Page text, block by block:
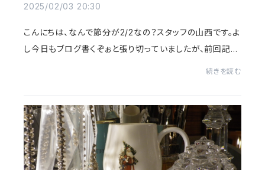
2025/02/03 20:30
こんにちは、なんで節分が2/2なの？スタッフの山西です。よ
し今日もブログ書くぞぉと張り切っていましたが、前回記事
続きを読む